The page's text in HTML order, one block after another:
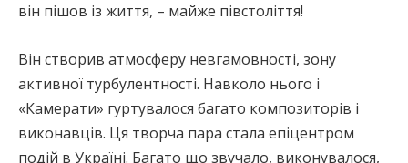
він пішов із життя, – майже півстоліття!
Він створив атмосферу невгамовності, зону
активної турбулентності. Навколо нього і
«Камерати» гуртувалося багато композиторів і
виконавців. Ця творча пара стала епіцентром
подій в Україні. Багато що звучало, виконувалося,